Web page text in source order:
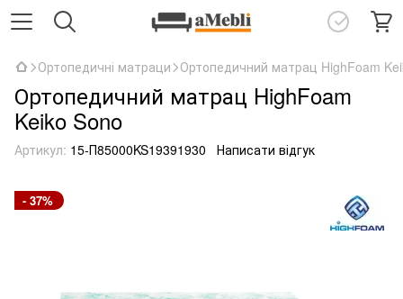
Ортопедичні матраци Ортопедичний матрац HighFoam
Ортопедичний матрац HighFoam
Keiko Sono
Артикул: 15-П85000KS19391930 Написати відгук
- 37%